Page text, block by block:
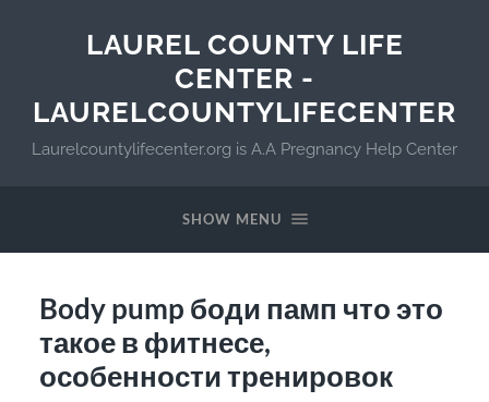
LAUREL COUNTY LIFE
CENTER -
LAURELCOUNTYLIFECENTER
Laurelcountylifecenter.org is A.A Pregnancy Help Center
SHOW MENU
Body pump боди памп что это
такое в фитнесе,
особенности тренировок